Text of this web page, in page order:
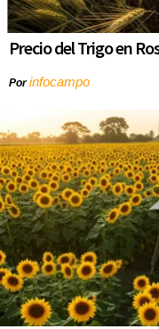
Precio del Trigo en
Porinfocampo